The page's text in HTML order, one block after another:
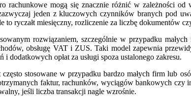
rachunkowe mogą się znacznie różnić w zależności
jeden z kluczowych czynników branych pod
to ryczałt miesięczny, rozliczenie za liczbę dokumentów
rozwiązaniem, szczególnie w przypadku
obsługę VAT i ZUS. Taki model zapewnia
dodatkowych opłat za usługi spoza ustalonego zakresu.
stosowane w przypadku bardzo małych firm lub
faktur, rachunków, wyciągów bankowych
jeśli liczba transakcji nagle wzrośnie.